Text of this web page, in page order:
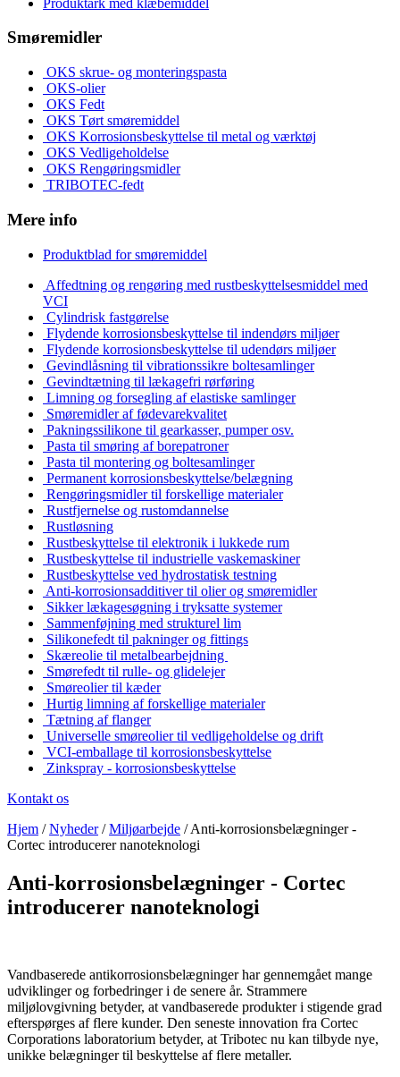
Smøremidler
OKS skrue- og monteringspasta
OKS-olier
OKS Fedt
OKS Tørt smøremiddel
OKS Korrosionsbeskyttelse til metal og værktøj
OKS Vedligeholdelse
OKS Rengøringsmidler
TRIBOTEC-fedt
Mere info
Produktblad for smøremiddel
Affedtning og rengøring med rustbeskyttelsesmiddel med
VCI
Cylindrisk fastgørelse
Flydende korrosionsbeskyttelse til indendørs miljøer
Flydende korrosionsbeskyttelse til udendørs miljøer
Gevindlåsning til vibrationssikre boltesamlinger
Gevindtætning til lækagefri rørføring
Limning og forsegling af elastiske samlinger
Smøremidler af fødevarekvalitet
Pakningssilikone til gearkasser, pumper osv.
Pasta til smøring af borepatroner
Pasta til montering og boltesamlinger
Permanent korrosionsbeskyttelse/belægning
Rengøringsmidler til forskellige materialer
Rustfjernelse og rustomdannelse
Rustløsning
Rustbeskyttelse til elektronik i lukkede rum
Rustbeskyttelse til industrielle vaskemaskiner
Rustbeskyttelse ved hydrostatisk testning
Anti-korrosionsadditiver til olier og smøremidler
Sikker lækagesøgning i tryksatte systemer
Sammenføjning med strukturel lim
Silikonefedt til pakninger og fittings
Skæreolie til metalbearbejdning
Smørefedt til rulle- og glidelejer
Smøreolier til kæder
Hurtig limning af forskellige materialer
Tætning af flanger
Universelle smøreolier til vedligeholdelse og drift
VCI-emballage til korrosionsbeskyttelse
Zinkspray - korrosionsbeskyttelse
Kontakt os
Hjem /Nyheder/Miljøarbejde /Anti-korrosionsbelægninger -
Cortec introducerer nanoteknologi
Anti-korrosionsbelægninger - Cortec
introducerer nanoteknologi
Vandbaserede antikorrosionsbelægninger har gennemgået mange
udviklinger og forbedringer i de senere år. Strammere
miljølovgivning betyder, at vandbaserede produkter i stigende grad
efterspørges af flere kunder. Den seneste innovation fra Cortec
Corporations laboratorium betyder, at Tribotec nu kan tilbyde nye,
unikke belægninger til beskyttelse af flere metaller.